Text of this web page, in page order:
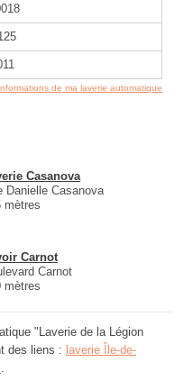
de ma laverie automatique
Casanova
Danielle Casanova
mètres
Carnot
Carnot
mètres
"Laverie de la Légion
des liens : laverie Île-de-